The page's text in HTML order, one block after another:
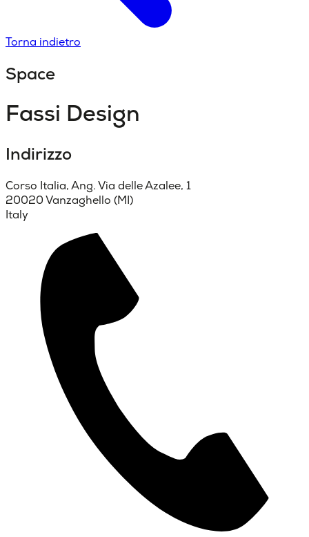
Torna indietro
Space
Fassi Design
Indirizzo
Corso Italia, Ang. Via delle Azalee, 1
20020 Vanzaghello (MI)
Italy